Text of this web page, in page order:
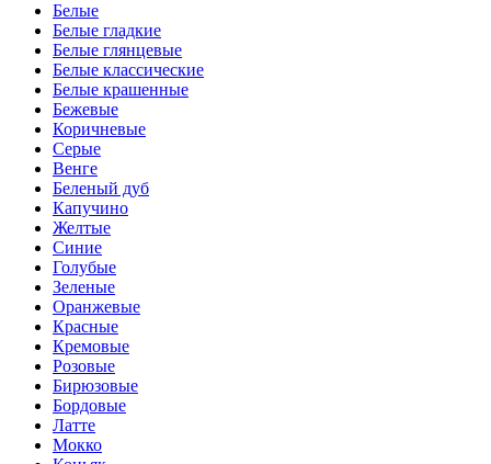
Белые
Белые гладкие
Белые глянцевые
Белые классические
Белые крашенные
Бежевые
Коричневые
Серые
Венге
Беленый дуб
Капучино
Желтые
Синие
Голубые
Зеленые
Оранжевые
Красные
Кремовые
Розовые
Бирюзовые
Бордовые
Латте
Мокко